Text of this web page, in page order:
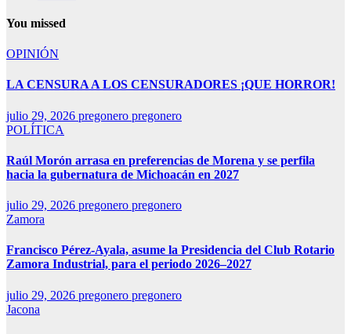
You missed
OPINIÓN
LA CENSURA A LOS CENSURADORES ¡QUE HORROR!
julio 29, 2026 pregonero pregonero
POLÍTICA
Raúl Morón arrasa en preferencias de Morena y se perfila
hacia la gubernatura de Michoacán en 2027
julio 29, 2026 pregonero pregonero
Zamora
Francisco Pérez-Ayala, asume la Presidencia del Club Rotario
Zamora Industrial, para el periodo 2026–2027
julio 29, 2026 pregonero pregonero
Jacona